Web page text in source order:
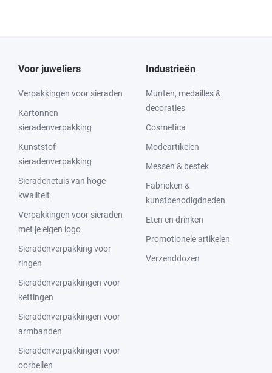
Voor juweliers
Verpakkingen voor sieraden
Kartonnen
sieradenverpakking
Kunststof
sieradenverpakking
Sieradenetuis van hoge
kwaliteit
Verpakkingen voor sieraden
met je eigen logo
Sieradenverpakking voor
ringen
Sieradenverpakkingen voor
kettingen
Sieradenverpakkingen voor
armbanden
Sieradenverpakkingen voor
oorbellen
Industrieën
Munten, medailles &
decoraties
Cosmetica
Modeartikelen
Messen & bestek
Fabrieken &
kunstbenodigdheden
Eten en drinken
Promotionele artikelen
Verzenddozen